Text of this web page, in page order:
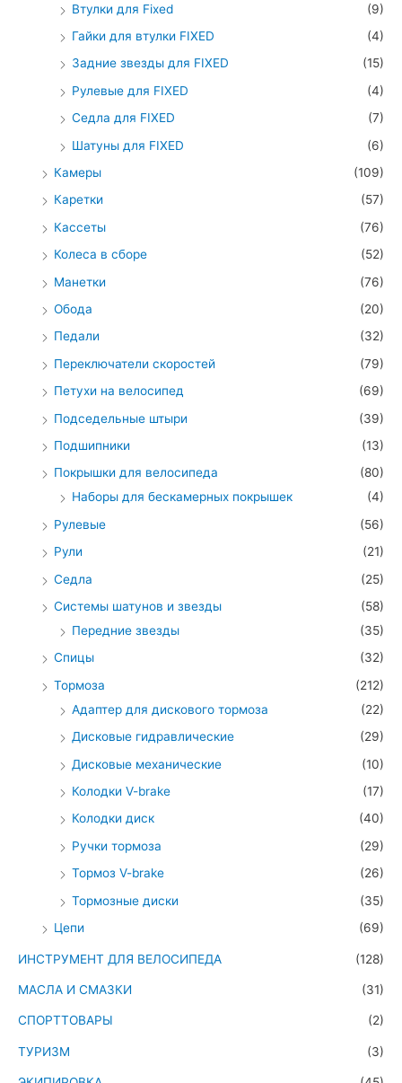
Втулки для Fixed
(9)
Гайки для втулки FIXED
(4)
Задние звезды для FIXED
(15)
Рулевые для FIXED
(4)
Седла для FIXED
(7)
Шатуны для FIXED
(6)
Камеры
(109)
Каретки
(57)
Кассеты
(76)
Колеса в сборе
(52)
Манетки
(76)
Обода
(20)
Педали
(32)
Переключатели скоростей
(79)
Петухи на велосипед
(69)
Подседельные штыри
(39)
Подшипники
(13)
Покрышки для велосипеда
(80)
Наборы для бескамерных покрышек
(4)
Рулевые
(56)
Рули
(21)
Седла
(25)
Системы шатунов и звезды
(58)
Передние звезды
(35)
Спицы
(32)
Тормоза
(212)
Адаптер для дискового тормоза
(22)
Дисковые гидравлические
(29)
Дисковые механические
(10)
Колодки V-brake
(17)
Колодки диск
(40)
Ручки тормоза
(29)
Тормоз V-brake
(26)
Тормозные диски
(35)
Цепи
(69)
ИНСТРУМЕНТ ДЛЯ ВЕЛОСИПЕДА (128)
МАСЛА И СМАЗКИ (31)
СПОРТТОВАРЫ (2)
ТУРИЗМ (3)